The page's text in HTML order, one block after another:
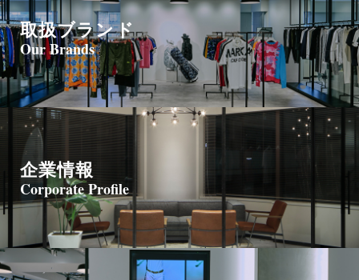
取扱ブランド
Our Brands
企業情報
Corporate Profile